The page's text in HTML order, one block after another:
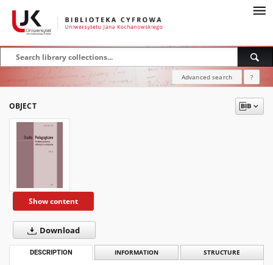
Advanced search ?
OBJECT
Show content
Download
DESCRIPTION INFORMATION STRUCTURE